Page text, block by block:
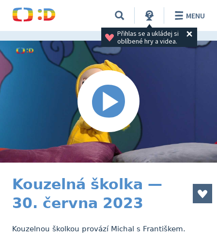
Přihlas se a ukládej si
oblíbené hry a videa.
MENU
Kouzelná školka —
30. června 2023
Kouzelnou školkou provází Michal s Františkem.